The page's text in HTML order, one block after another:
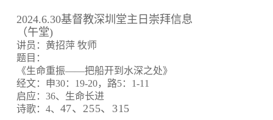
2024.6.30基督教深圳堂主日崇拜信息
（午堂)
讲员：黄招萍 牧师
题目：
《生命重振——把船开到水深之处》
经文：申30：19-20，路5：1-11
启应：36、生命长进
诗歌：4、 47、255、315